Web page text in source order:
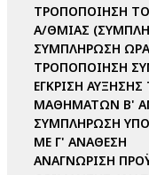
ΤΡΟΠΟΠΟΙΗΣΗ
Α/ΘΜΙΑΣ
ΣΥΜΠΛΗΡΩΣΗ
ΤΡΟΠΟΠΟΙΗΣΗ
ΕΓΚΡΙΣΗ
ΜΑΘΗΜΑΤΩΝ Β'
ΣΥΜΠΛΗΡΩΣΗ
ΜΕ Γ' ΑΝΑΘΕΣΗ
ΑΝΑΓΝΩΡΙΣΗ